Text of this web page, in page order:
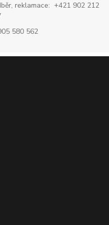
reklamace: +421 902 212
580 562